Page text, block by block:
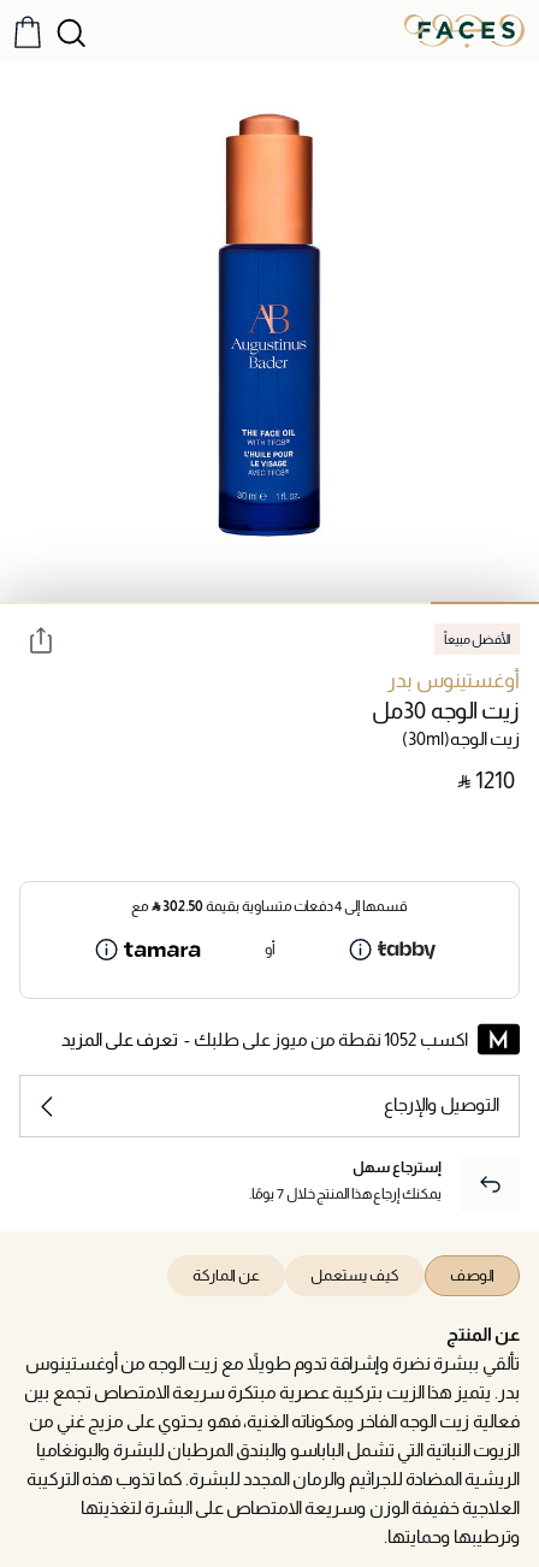
الأفضل مبيعاً
أوغستينوس بدر
زيت الوجه 30مل
زيت الوجه(30ml)
‎ ⃁ ⁦1210⁩ ‎
قسمها إلى 4 دفعات متساوية بقيمة 302.50
⃁ مع
أو
اكسب 1052 نقطة من ميوز على طلبك - تعرف على المزيد
التوصيل والإرجاع
إسترجاع سهل
يمكنك إرجاع هذا المنتج خلال 7 يومًا.
الوصف كيف يستعمل عن الماركة
عن المنتج
تألقي ببشرة نضرة وإشراقة تدوم طويلاً مع زيت الوجه من أوغستينوس
بدر. يتميز هذا الزيت بتركيبة عصرية مبتكرة سريعة الامتصاص تجمع بين
فعالية زيت الوجه الفاخر ومكوناته الغنية، فهو يحتوي على مزيج غني من
الزيوت النباتية التي تشمل الباباسو والبندق المرطبان للبشرة والبونغاميا
الريشية المضادة للجراثيم والرمان المجدد للبشرة. كما تذوب هذه التركيبة
العلاجية خفيفة الوزن وسريعة الامتصاص على البشرة لتغذيتها
وترطيبها وحمايتها.